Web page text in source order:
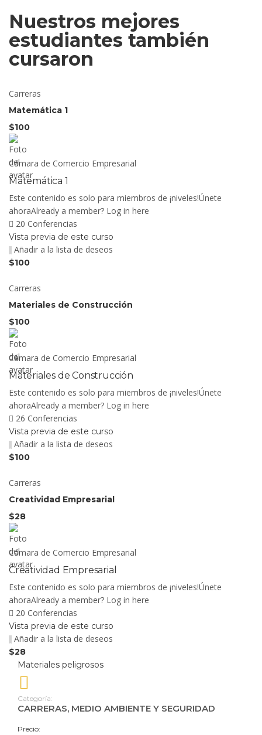
Nuestros mejores
estudiantes también
cursaron
Carreras
Matemática 1
$100
Cámara de Comercio Empresarial
Matemática 1
Este contenido es solo para miembros de ¡niveles!Únete
ahoraAlready a member? Log in here
20 Conferencias
Vista previa de este curso
Añadir a la lista de deseos
$100
Carreras
Materiales de Construcción
$100
Cámara de Comercio Empresarial
Materiales de Construcción
Este contenido es solo para miembros de ¡niveles!Únete
ahoraAlready a member? Log in here
26 Conferencias
Vista previa de este curso
Añadir a la lista de deseos
$100
Carreras
Creatividad Empresarial
$28
Cámara de Comercio Empresarial
Creatividad Empresarial
Este contenido es solo para miembros de ¡niveles!Únete
ahoraAlready a member? Log in here
20 Conferencias
Vista previa de este curso
Añadir a la lista de deseos
$28
Materiales peligrosos
Categoría:
CARRERAS, MEDIO AMBIENTE Y SEGURIDAD
Precio: